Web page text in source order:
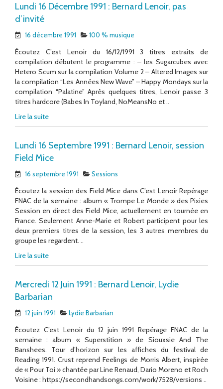
Lundi 16 Décembre 1991 : Bernard Lenoir, pas
d’invité
16 décembre 1991 100 % musique
Écoutez C’est Lenoir du 16/12/1991 3 titres extraits de
compilation débutent le programme : – les Sugarcubes avec
Hetero Scum sur la compilation Volume 2 – Altered Images sur
la compilation “Les Années New Wave” – Happy Mondays sur la
compilation “Palatine” Après quelques titres, Lenoir passe 3
titres hardcore (Babes In Toyland, NoMeansNo et ..
Lire la suite
Lundi 16 Septembre 1991 : Bernard Lenoir, session
Field Mice
16 septembre 1991 Sessions
Écoutez la session des Field Mice dans C’est Lenoir Repérage
FNAC de la semaine : album « Trompe Le Monde » des Pixies
Session en direct des Field Mice, actuellement en tournée en
France. Seulement Anne-Marie et Robert participent pour les
deux premiers titres de la session, les 3 autres membres du
groupe les regardent. ..
Lire la suite
Mercredi 12 Juin 1991 : Bernard Lenoir, Lydie
Barbarian
12 juin 1991 Lydie Barbarian
Écoutez C’est Lenoir du 12 juin 1991 Repérage FNAC de la
semaine : album « Superstition » de Siouxsie And The
Banshees. Tour d’horizon sur les affiches du festival de
Reading 1991. Crust reprend Feelings de Morris Albert, inspirée
de « Pour Toi » chantée par Line Renaud, Dario Moreno et Roch
Voisine : https://secondhandsongs.com/work/7528/versions ..